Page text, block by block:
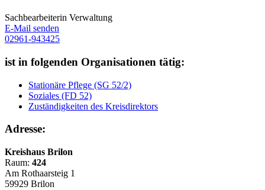
Sachbearbeiterin Verwaltung
E-Mail senden
02961-943425
ist in folgenden Organisationen tätig:
Stationäre Pflege (SG 52/2)
Soziales (FD 52)
Zuständigkeiten des Kreisdirektors
Adresse:
Kreishaus Brilon
Raum: 424
Am Rothaarsteig 1
59929 Brilon